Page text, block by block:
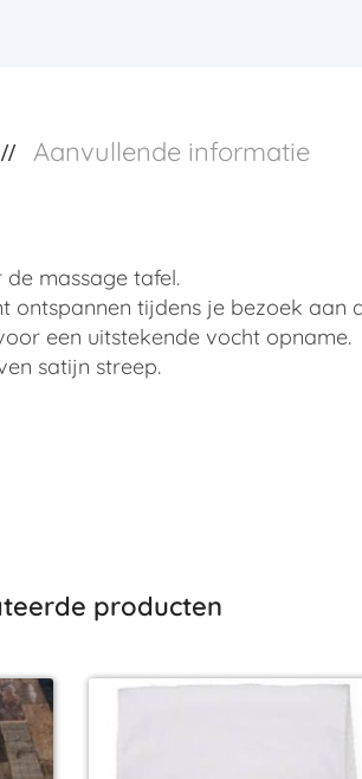
Aanvullende informatie
massage tafel.
tijdens je bezoek aan
een uitstekende vocht opname.
satijn streep.
producten